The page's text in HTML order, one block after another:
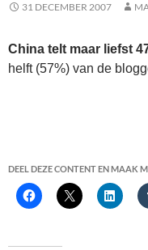
31 DECEMBER 2007
China telt maar liefst
helft (57%) van de
DEEL DEZE CONTENT EN MAAK